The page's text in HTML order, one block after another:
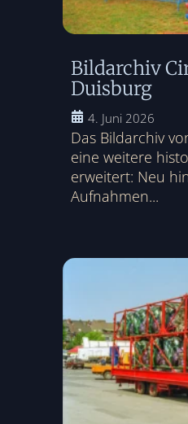
Bildarchiv
Duisburg
4. Juni 2026
Das Bildarchiv
eine weitere
erweitert: Neu
Aufnahmen...